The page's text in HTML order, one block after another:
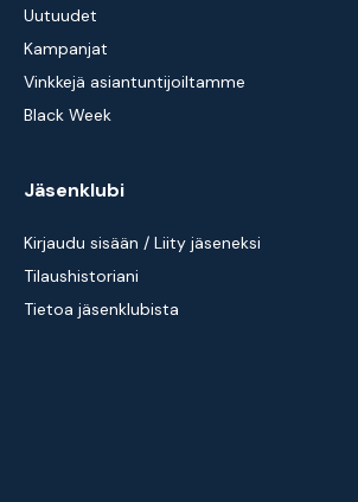
Uutuudet
Kampanjat
Vinkkejä asiantuntijoiltamme
Black Week
Jäsenklubi
Kirjaudu sisään / Liity jäseneksi
Tilaushistoriani
Tietoa jäsenklubista